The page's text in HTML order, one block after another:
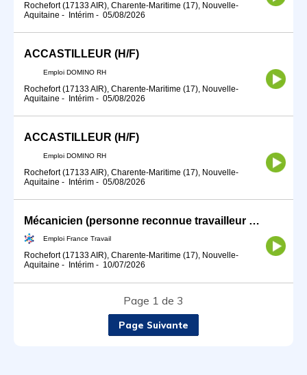
Rochefort (17133 AIR), Charente-Maritime (17), Nouvelle-
Aquitaine - Intérim - 05/08/2026
ACCASTILLEUR (H/F)
Emploi DOMINO RH
Rochefort (17133 AIR), Charente-Maritime (17), Nouvelle-
Aquitaine - Intérim - 05/08/2026
ACCASTILLEUR (H/F)
Emploi DOMINO RH
Rochefort (17133 AIR), Charente-Maritime (17), Nouvelle-
Aquitaine - Intérim - 05/08/2026
Mécanicien (personne reconnue travailleur handicapé) (H/F)
Emploi France Travail
Rochefort (17133 AIR), Charente-Maritime (17), Nouvelle-
Aquitaine - Intérim - 10/07/2026
Page 1 de 3
Page Suivante